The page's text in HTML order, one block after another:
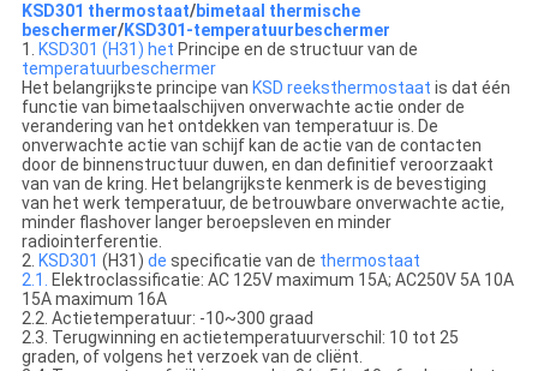
KSD301 thermostaat/bimetaal thermische
beschermer/KSD301-temperatuurbeschermer
1. KSD301 (H31) het Principe en de structuur van de
temperatuurbeschermer
Het belangrijkste principe van KSD reeksthermostaat is dat één
functie van bimetaalschijven onverwachte actie onder de
verandering van het ontdekken van temperatuur is. De
onverwachte actie van schijf kan de actie van de contacten
door de binnenstructuur duwen, en dan definitief veroorzaakt
van van de kring. Het belangrijkste kenmerk is de bevestiging
van het werk temperatuur, de betrouwbare onverwachte actie,
minder flashover langer beroepsleven en minder
radiointerferentie.
2. KSD301 (H31) de specificatie van de thermostaat
2.1. Elektroclassificatie: AC 125V maximum 15A; AC250V 5A 10A
15A maximum 16A
2.2. Actietemperatuur: -10~300 graad
2.3. Terugwinning en actietemperatuurverschil: 10 tot 25
graden, of volgens het verzoek van de cliënt.